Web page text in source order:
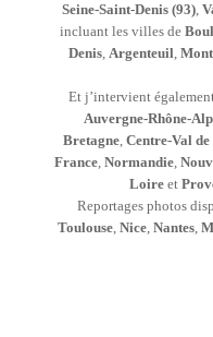
Seine-Saint-Denis (93),
incluant les villes de
Denis, Argenteuil,
Et j’intervient
Auvergne-Rhône-
Bretagne, Centre-Val
France, Normandie,
Loireet
Reportages photos
Toulouse, Nice, Nantes,